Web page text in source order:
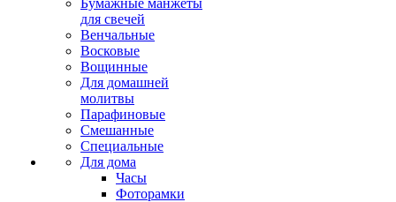
Бумажные манжеты
для свечей
Венчальные
Восковые
Вощинные
Для домашней
молитвы
Парафиновые
Смешанные
Специальные
Для дома
Часы
Фоторамки